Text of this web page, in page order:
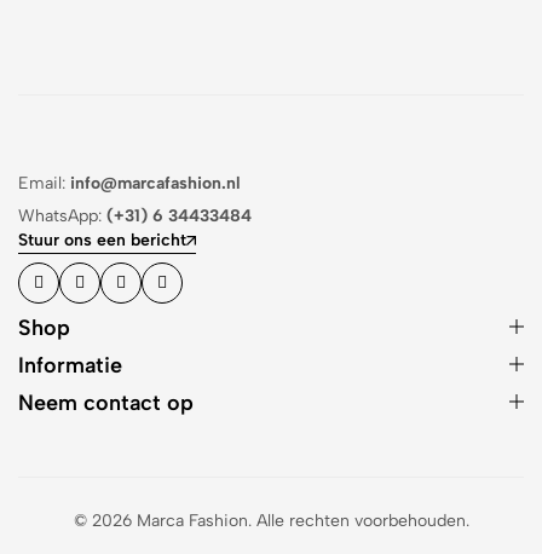
Email: info@marcafashion.nl
WhatsApp: (+31) 6 34433484
Stuur ons een bericht
Shop
Informatie
Neem contact op
© 2026 Marca Fashion. Alle rechten voorbehouden.